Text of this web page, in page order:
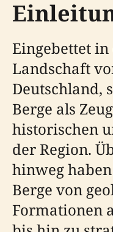
Eingebettet
Landschaft
Deutschland,
Berge als
historischen
der Region.
hinweg
Berge von
Formationen